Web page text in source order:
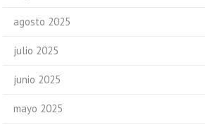
agosto 2025
julio 2025
junio 2025
mayo 2025